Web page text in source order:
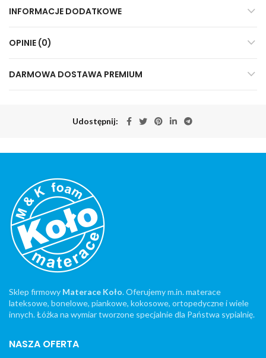
INFORMACJE DODATKOWE
OPINIE (0)
DARMOWA DOSTAWA PREMIUM
Udostępnij
Sklep firmowy Materace Koło. Oferujemy m.in. materace
lateksowe, bonelowe, piankowe, kokosowe, ortopedyczne i wiele
innych. Łóżka na wymiar tworzone specjalnie dla Państwa sypialnię.
NASZA OFERTA